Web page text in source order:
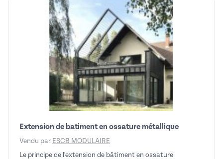
Extension de batiment en ossature métallique
Vendu par ESCB MODULAIRE
Le principe de l'extension de bâtiment en ossature